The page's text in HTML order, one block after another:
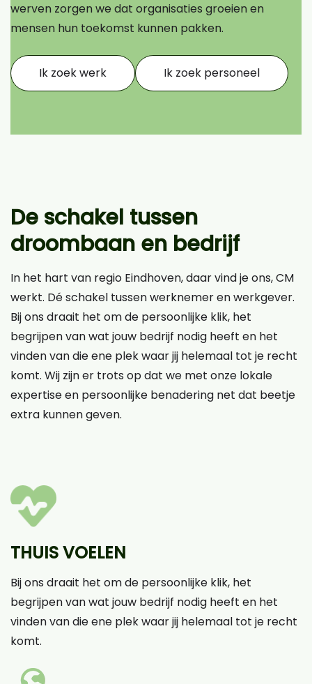
werven zorgen we dat organisaties groeien en
mensen hun toekomst kunnen pakken.
Ik zoek werk Ik zoek personeel
De schakel tussen
droombaan en bedrijf
In het hart van regio Eindhoven, daar vind je ons, CM
werkt. Dé schakel tussen werknemer en werkgever.
Bij ons draait het om de persoonlijke klik, het
begrijpen van wat jouw bedrijf nodig heeft en het
vinden van die ene plek waar jij helemaal tot je recht
komt. Wij zijn er trots op dat we met onze lokale
expertise en persoonlijke benadering net dat beetje
extra kunnen geven.
THUIS VOELEN
Bij ons draait het om de persoonlijke klik, het
begrijpen van wat jouw bedrijf nodig heeft en het
vinden van die ene plek waar jij helemaal tot je recht
komt.